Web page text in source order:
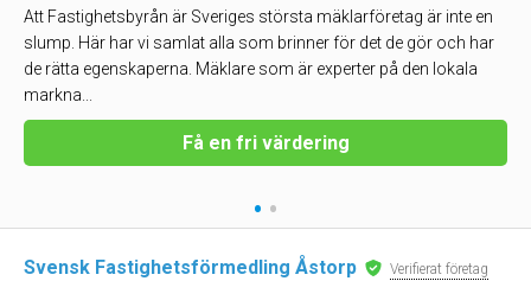
Att Fastighetsbyrån är Sveriges största mäklarföretag är inte en
slump. Här har vi samlat alla som brinner för det de gör och har
de rätta egenskaperna. Mäklare som är experter på den lokala
markna...
Få en fri värdering
• •
Svensk Fastighetsförmedling Åstorp Verifierat företag